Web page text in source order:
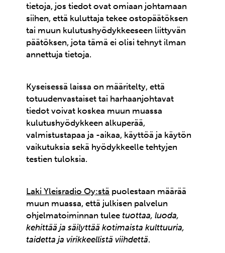
tietoja, jos tiedot ovat omiaan johtamaan
siihen, että kuluttaja tekee ostopäätöksen
tai muun kulutushyödykkeeseen liittyvän
päätöksen, jota tämä ei olisi tehnyt ilman
annettuja tietoja.
Kyseisessä laissa on määritelty, että
totuudenvastaiset tai harhaanjohtavat
tiedot voivat koskea muun muassa
kulutushyödykkeen alkuperää,
valmistustapaa ja -aikaa, käyttöä ja käytön
vaikutuksia sekä hyödykkeelle tehtyjen
testien tuloksia.
Laki Yleisradio Oy:stä puolestaan määrää
muun muassa, että julkisen palvelun
ohjelmatoiminnan tulee tuottaa, luoda,
kehittää ja säilyttää kotimaista kulttuuria,
taidetta ja virikkeellistä viihdettä.